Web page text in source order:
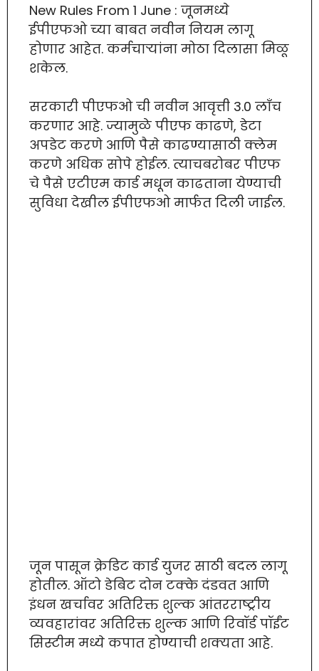
New Rules From 1 June : जूनमध्ये
ईपीएफओ च्या बाबत नवीन नियम लागू
होणार आहेत. कर्मचाऱ्यांना मोठा दिलासा मिळू
शकेल.
सरकारी पीएफओ ची नवीन आवृत्ती 3.0 लाँच
करणार आहे. ज्यामुळे पीएफ काढणे, डेटा
अपडेट करणे आणि पैसे काढण्यासाठी क्लेम
करणे अधिक सोपे होईल. त्याचबरोबर पीएफ
चे पैसे एटीएम कार्ड मधून काढताना येण्याची
सुविधा देखील ईपीएफओ मार्फत दिली जाईल.
जून पासून क्रेडिट कार्ड युजर साठी बदल लागू
होतील. ऑटो डेबिट दोन टक्के दंडवत आणि
इंधन खर्चावर अतिरिक्त शुल्क आंतरराष्ट्रीय
व्यवहारांवर अतिरिक्त शुल्क आणि रिवॉर्ड पॉईंट
सिस्टीम मध्ये कपात होण्याची शक्यता आहे.